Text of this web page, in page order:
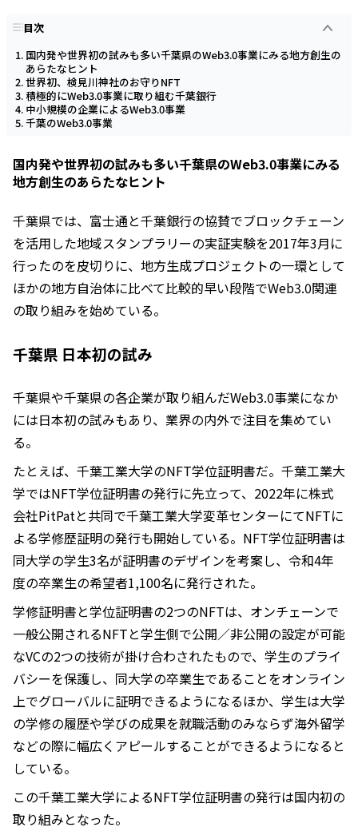
目次
国内発や世界初の試みも多い千葉県のWeb3.0事業にみる地方創生の
あらたなヒント
世界初、検見川神社のお守りNFT
積極的にWeb3.0事業に取り組む千葉銀行
中小規模の企業によるWeb3.0事業
千葉のWeb3.0事業
国内発や世界初の試みも多い千葉県のWeb3.0事業にみる
地方創生のあらたなヒント
千葉県では、富士通と千葉銀行の協賛でブロックチェーン
を活用した地域スタンプラリーの実証実験を2017年3月に
行ったのを皮切りに、地方生成プロジェクトの一環として
ほかの地方自治体に比べて比較的早い段階でWeb3.0関連
の取り組みを始めている。
千葉県 日本初の試み
千葉県や千葉県の各企業が取り組んだWeb3.0事業になか
には日本初の試みもあり、業界の内外で注目を集めてい
る。
たとえば、千葉工業大学のNFT学位証明書だ。千葉工業大
学ではNFT学位証明書の発行に先立って、2022年に株式
会社PitPatと共同で千葉工業大学変革センターにてNFTに
よる学修歴証明の発行も開始している。NFT学位証明書は
同大学の学生3名が証明書のデザインを考案し、令和4年
度の卒業生の希望者1,100名に発行された。
学修証明書と学位証明書の2つのNFTは、オンチェーンで
一般公開されるNFTと学生側で公開／非公開の設定が可能
なVCの2つの技術が掛け合わされたもので、学生のプライ
バシーを保護し、同大学の卒業生であることをオンライン
上でグローバルに証明できるようになるほか、学生は大学
の学修の履歴や学びの成果を就職活動のみならず海外留学
などの際に幅広くアピールすることができるようになると
している。
この千葉工業大学によるNFT学位証明書の発行は国内初の
取り組みとなった。